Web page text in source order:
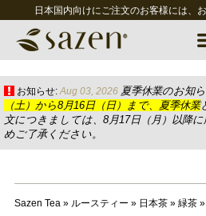
日本国内向けにご注文のお客様には、
お知らせ: Aug 03, 2026 夏季休業のお知
（土）から8月16日（日）まで、夏季休業
文につきましては、8月17日（月）以降
めご了承ください。
Sazen Tea» ルースティー » 日本茶» 緑茶»